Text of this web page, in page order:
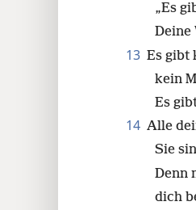
„Es
Deine
13 Es gibt
kein
Es
14 Alle
Sie
Denn
dich